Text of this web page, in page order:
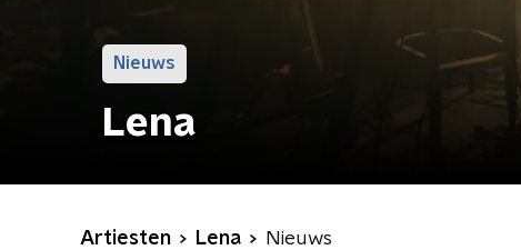
Nieuws
Lena
Artiesten Lena Nieuws